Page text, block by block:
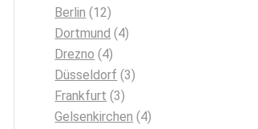
Berlin (12)
Dortmund (4)
Drezno (4)
Düsseldorf (3)
Frankfurt (3)
Gelsenkirchen (4)